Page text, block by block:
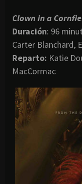
Clown in a
Duración: 96
Carter Blanchard,
Reparto: Katie
MacCormac